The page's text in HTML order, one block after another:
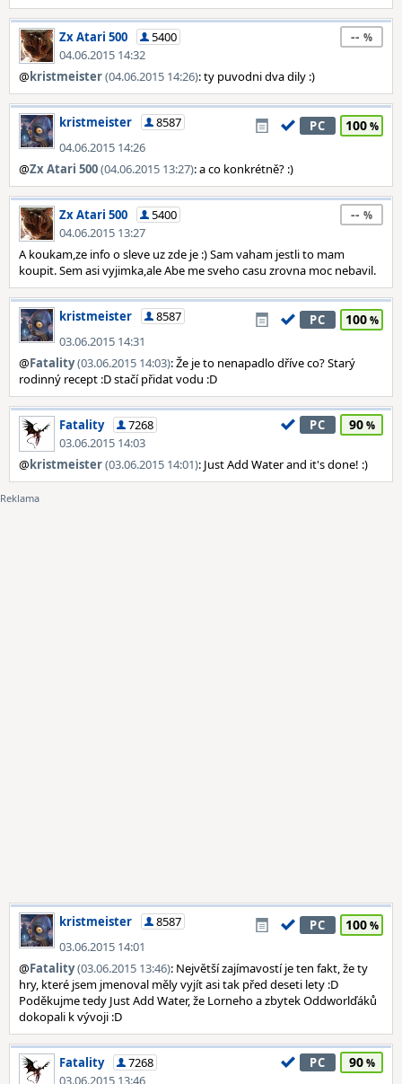
Zx Atari 500
5400
04.06.2015 14:32
--
@kristmeister(04.06.2015 14:26): ty puvodni dva dily :)
kristmeister
8587
04.06.2015 14:26
PC 100
@Zx Atari 500(04.06.2015 13:27): a co konkrétně? :)
Zx Atari 500
5400
04.06.2015 13:27
--
A koukam,ze info o sleve uz zde je :) Sam vaham jestli to mam
koupit. Sem asi vyjimka,ale Abe me sveho casu zrovna moc nebavil.
kristmeister
8587
03.06.2015 14:31
PC 100
@Fatality(03.06.2015 14:03): Že je to nenapadlo dříve co? Starý
rodinný recept :D stačí přidat vodu :D
Fatality
7268
03.06.2015 14:03
PC 90
@kristmeister(03.06.2015 14:01): Just Add Water and it's done! :)
kristmeister
8587
03.06.2015 14:01
PC 100
@Fatality(03.06.2015 13:46): Největší zajímavostí je ten fakt, že ty
hry, které jsem jmenoval měly vyjít asi tak před deseti lety :D
Poděkujme tedy Just Add Water, že Lorneho a zbytek Oddworlďáků
dokopali k vývoji :D
Fatality
7268
03.06.2015 13:46
PC 90